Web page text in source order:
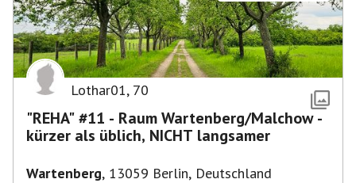
Lothar01, 70
"REHA" #11 - Raum Wartenberg/Malchow -
kürzer als üblich, NICHT langsamer
Wartenberg, 13059 Berlin, Deutschland